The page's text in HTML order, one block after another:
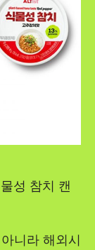
성 참치 캔
니라 해외시